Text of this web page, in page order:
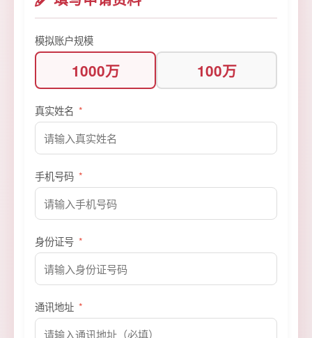
模拟账户规模
1000万 100万
真实姓名 *
手机号码 *
身份证号 *
通讯地址 *